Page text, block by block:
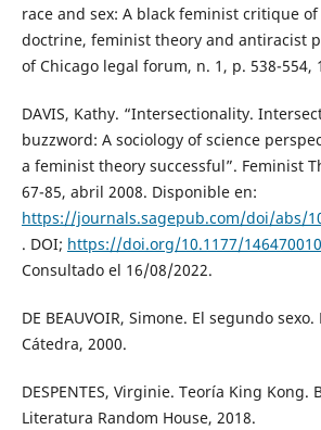
race and sex: A black feminist critique
doctrine, feminist theory and antiracist
of Chicago legal forum, n. 1, p. 538-554,
DAVIS, Kathy. “Intersectionality.
buzzword: A sociology of science
a feminist theory successful”. Feminist
67-85, abril 2008. Disponible en:
https://journals.sagepub.com/doi/abs/
. DOI; https://doi.org/10.1177/
Consultado el 16/08/2022.
DE BEAUVOIR, Simone. El segundo
Cátedra, 2000.
DESPENTES, Virginie. Teoría King Kong.
Literatura Random House, 2018.